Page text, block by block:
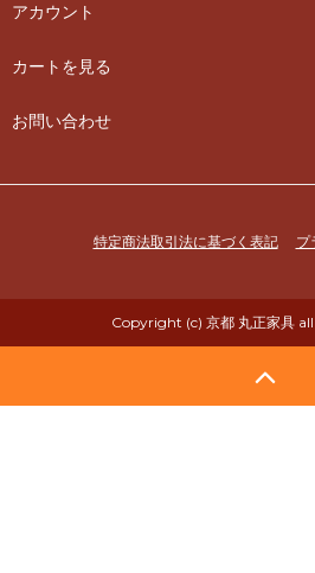
アカウント
カートを見る
お問い合わせ
特定商法取引法に基づく表記 プ
Copyright (c) 京都 丸正家具